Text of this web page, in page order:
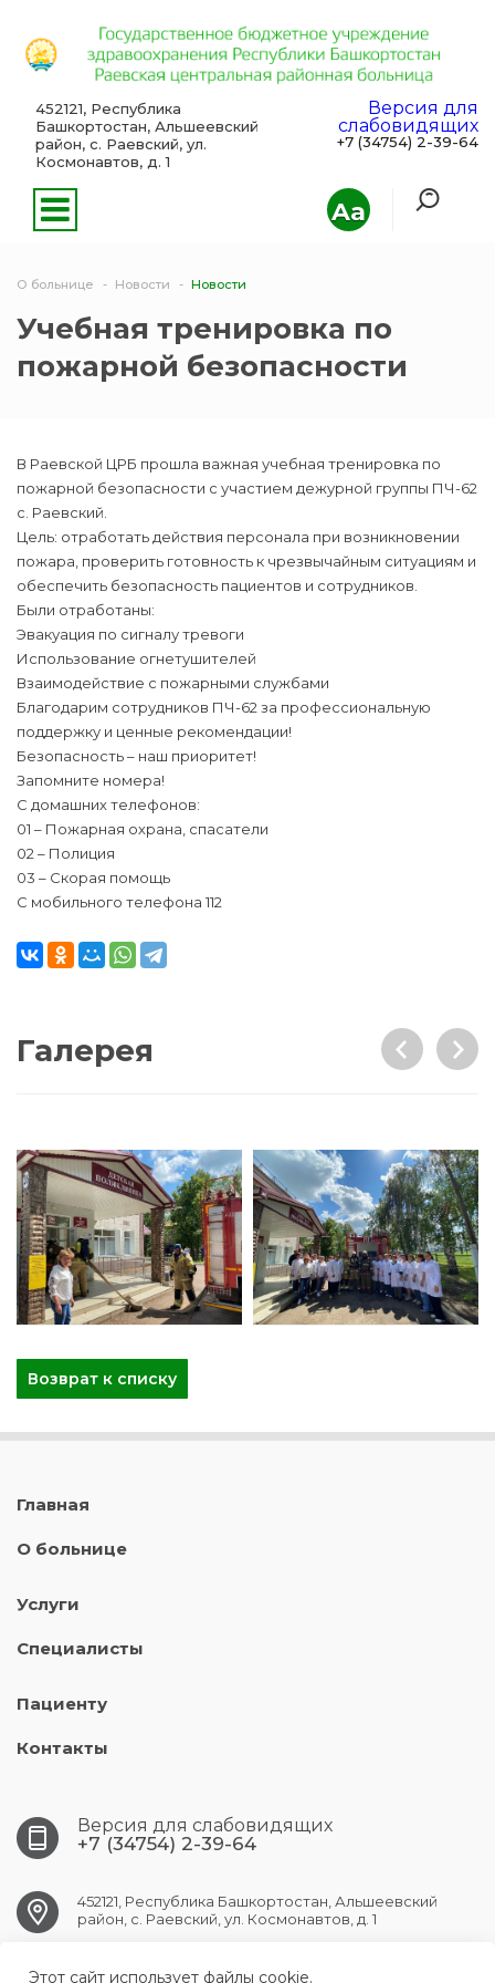
Aa
452121, Республика
Башкортостан, Альшеевский
район, с. Раевский, ул.
Космонавтов, д. 1
Версия для
слабовидящих
+7 (34754) 2-39-64
О больнице Новости Новости
Учебная тренировка по
пожарной безопасности
В Раевской ЦРБ прошла важная учебная тренировка по
пожарной безопасности с участием дежурной группы ПЧ-62
с. Раевский.
Цель: отработать действия персонала при возникновении
пожара, проверить готовность к чрезвычайным ситуациям и
обеспечить безопасность пациентов и сотрудников.
Были отработаны:
Эвакуация по сигналу тревоги
Использование огнетушителей
Взаимодействие с пожарными службами
Благодарим сотрудников ПЧ-62 за профессиональную
поддержку и ценные рекомендации!
Безопасность – наш приоритет!
Запомните номера!
С домашних телефонов:
01 – Пожарная охрана, спасатели
02 – Полиция
03 – Скорая помощь
С мобильного телефона 112
Галерея
Возврат к списку
Главная
О больнице
Услуги
Специалисты
Пациенту
Контакты
Версия для слабовидящих
+7 (34754) 2-39-64
452121, Республика Башкортостан, Альшеевский
район, с. Раевский, ул. Космонавтов, д. 1
RAEVSK.CRB@doctorrb.ru
Этот сайт использует файлы cookie.